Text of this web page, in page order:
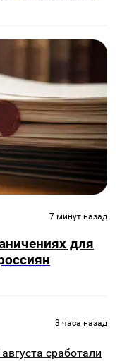
7 минут назад
для
3 часа назад
сработали